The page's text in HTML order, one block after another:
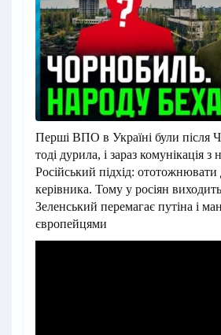
Перші ВПО в Україні були після
тоді дурила, і зараз комунікація з
Російський підхід: ототожнювати
керівника. Тому у росіян
Зеленський перемагає путіна і
європейцями